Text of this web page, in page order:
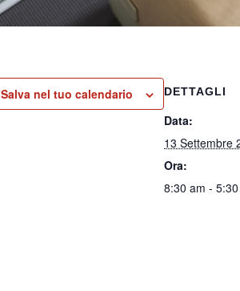
Salva nel tuo calendario DETTAGLI
Data:
13 Settembre
Ora:
8:30 am -